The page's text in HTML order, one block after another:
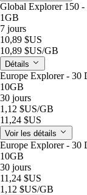
Global Explorer 150
1GB
7 jours
10,89 $US
10,89 $US/GB
Détails
Europe Explorer - 30
10GB
30 jours
1,12 $US/GB
11,24 $US
Voir les détails
Europe Explorer - 30
10GB
30 jours
11,24 $US
1,12 $US/GB